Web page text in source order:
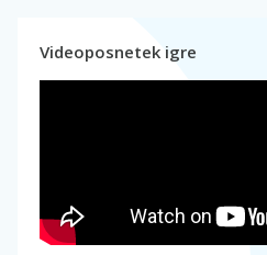
Videoposnetek igre